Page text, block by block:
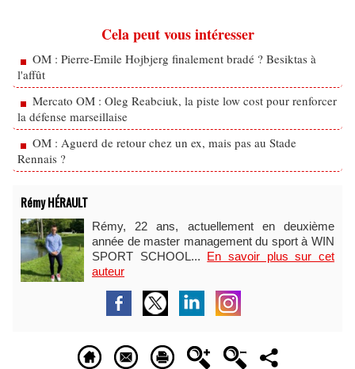
Cela peut vous intéresser
OM : Pierre-Emile Hojbjerg finalement bradé ? Besiktas à
l'affût
Mercato OM : Oleg Reabciuk, la piste low cost pour renforcer
la défense marseillaise
OM : Aguerd de retour chez un ex, mais pas au Stade
Rennais ?
Rémy HÉRAULT
Rémy, 22 ans, actuellement en deuxième
année de master management du sport à WIN
SPORT SCHOOL... En savoir plus sur cet
auteur